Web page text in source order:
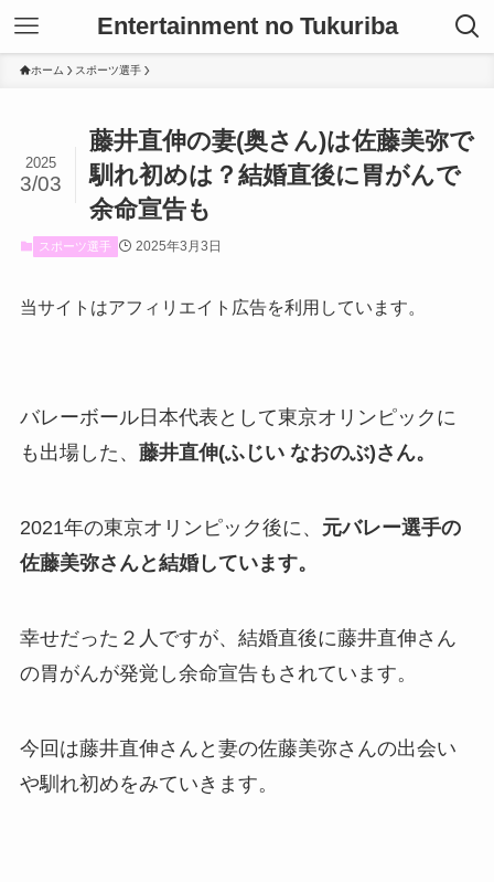
Entertainment no Tukuriba
ホーム スポーツ選手
藤井直伸の妻(奥さん)は佐藤美弥で
馴れ初めは？結婚直後に胃がんで
余命宣告も
2025
3/03
スポーツ選手 2025年3月3日
当サイトはアフィリエイト広告を利用しています。
バレーボール日本代表として東京オリンピックに
も出場した、 藤井直伸(ふじい なおのぶ)さん。
2021年の東京オリンピック後に、 元バレー選手の
佐藤美弥さんと結婚しています。
幸せだった２人ですが、結婚直後に藤井直伸さん
の胃がんが発覚し余命宣告もされています。
今回は藤井直伸さんと妻の佐藤美弥さんの出会い
や馴れ初めをみていきます。